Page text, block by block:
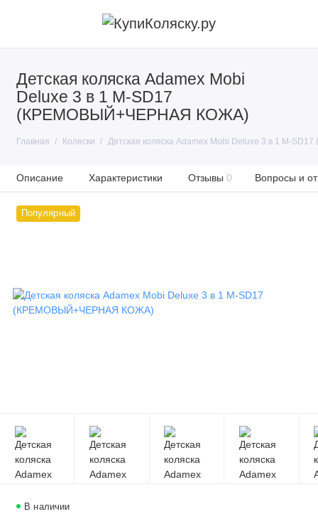
Детская коляска Adamex Mobi
Deluxe 3 в 1 M-SD17
(КРЕМОВЫЙ+ЧЕРНАЯ КОЖА)
Главная Коляски Детская коляска Adamex Mobi Deluxe 3 в 1 M-
Описание Характеристики Отзывы 0 Вопросы и
Популярный
В наличии